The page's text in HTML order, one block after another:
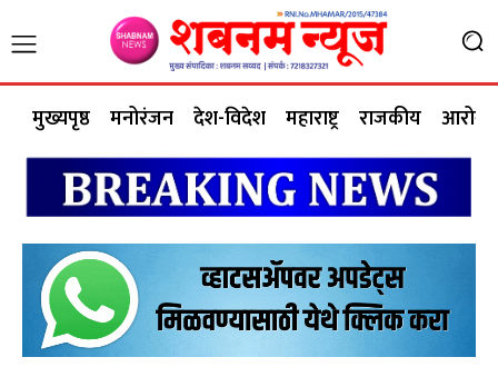
मुख्यपृष्ठ मनोरंजन देश-विदेश महाराष्ट्र राजकीय आरोग्य